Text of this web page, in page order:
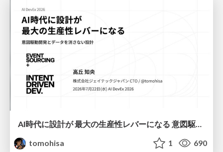
AI時代に設計が 最大の生産性レバーになる 意図駆動開発とデータを消さない設計｜Don't Delete Your Data or Your Intent — Design as the Deepest Lever in the AI Era
tomohisa
1 690